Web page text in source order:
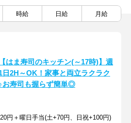
時給 日給 月給
【はま寿司のキッチン(～17時)】週
日2H～OK！家事と両立ラクラク
お寿司も握らず簡単◎
円＋曜日手当(土+70円、日祝+100円)